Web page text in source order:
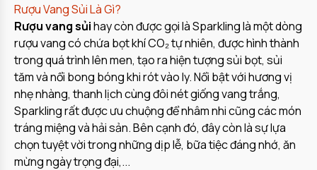
Rượu Vang Sủi Là Gì?
Rượu vang sủihay còn được gọi là Sparkling là một dòng
rượu vang có chứa bọt khí CO₂ tự nhiên, được hình thành
trong quá trình lên men, tạo ra hiện tượng sủi bọt, sủi
tăm và nổi bong bóng khi rót vào ly. Nổi bật với hương vị
nhẹ nhàng, thanh lịch cùng đôi nét giống vang trắng,
Sparkling rất được ưu chuộng để nhâm nhi cũng các món
tráng miệng và hải sản. Bên cạnh đó, đây còn là sự lựa
chọn tuyệt vời trong những dịp lễ, bữa tiệc đáng nhớ, ăn
mừng ngày trọng đại,...